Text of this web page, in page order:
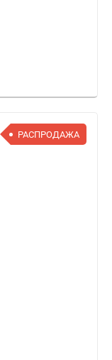
РАСПРОДАЖА